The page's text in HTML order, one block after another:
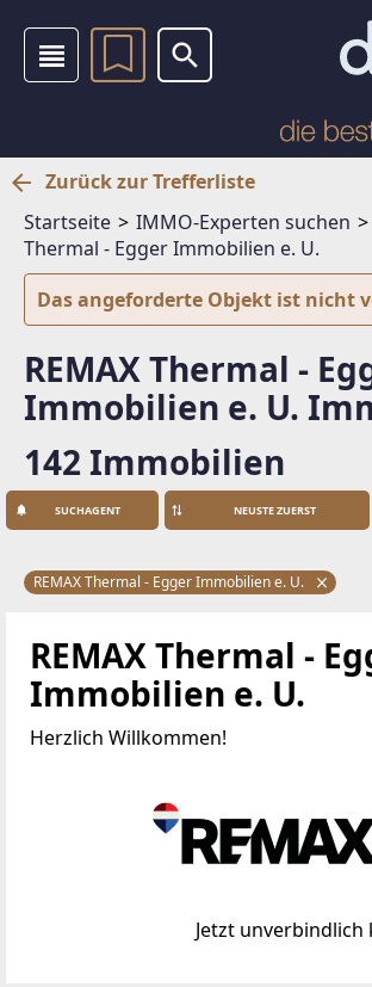
Zurück zur Trefferliste
Startseite
IMMO-Experten suchen
Thermal - Egger Immobilien e. U.
Das angeforderte Objekt ist nicht
REMAX Thermal -
Immobilien e. U.
142 Immobilien
SUCHAGENT
REMAX Thermal - Egger Immobilien e. U.
REMAX Thermal -
Immobilien e. U.
Herzlich Willkommen!
Jetzt